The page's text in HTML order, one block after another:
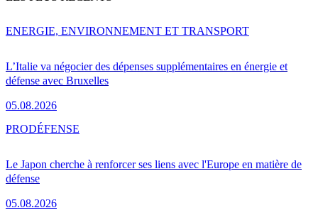
L’Italie va négocier des dépenses supplémentaires en énergie et
défense avec Bruxelles
05.08.2026
ENERGIE, ENVIRONNEMENT ET TRANSPORT
Le Japon cherche à renforcer ses liens avec l'Europe en matière de
défense
05.08.2026
PRODÉFENSE